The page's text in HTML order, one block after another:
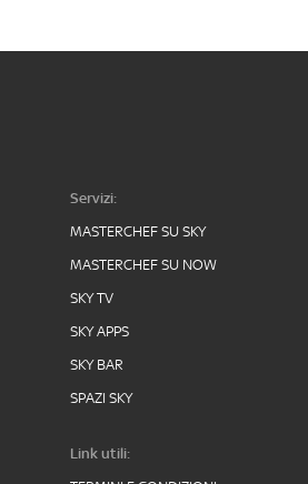
Servizi:
MASTERCHEF SU SKY
MASTERCHEF SU NOW
SKY TV
SKY APPS
SKY BAR
SPAZI SKY
Link utili: